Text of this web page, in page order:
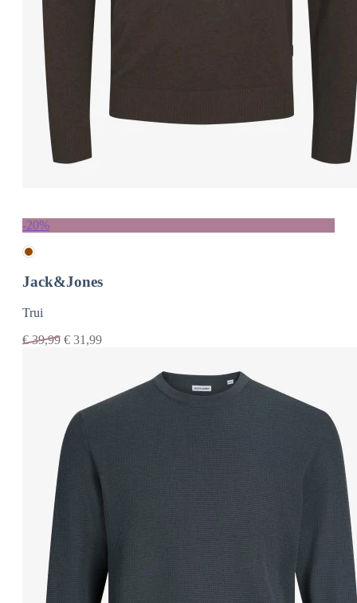
-20%
Jack&Jones
Trui
€39,99 € 31,99